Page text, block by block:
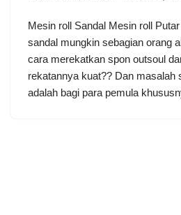
Mesin roll Sandal Mesin roll
sandal mungkin sebagian orang
cara merekatkan spon outsoul
rekatannya kuat?? Dan masalah
adalah bagi para pemula